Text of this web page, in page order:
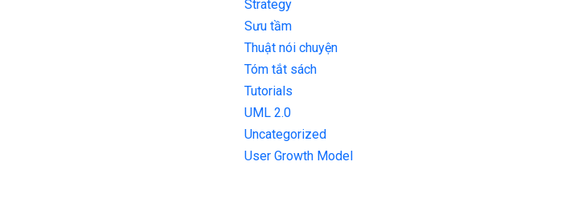
Strategy
Sưu tầm
Thuật nói chuyện
Tóm tắt sách
Tutorials
UML 2.0
Uncategorized
User Growth Model